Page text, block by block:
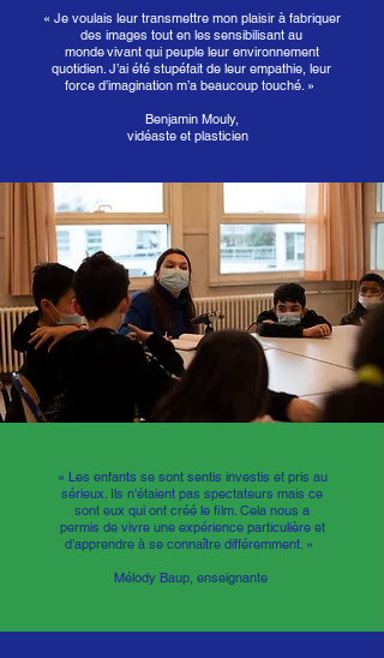
« Je voulais leur transmettre mon plaisir à fabriquer
des images tout en les sensibilisant au
monde vivant qui peuple leur environnement
quotidien. J’ai été stupéfait de leur empathie, leur
force d’imagination m’a beaucoup touché. »
Benjamin Mouly,
vidéaste et plasticien
« Les enfants se sont sentis investis et pris au
sérieux. Ils n'étaient pas spectateurs mais ce
sont eux qui ont créé le film. Cela nous a
permis de vivre une expérience particulière et
d’apprendre à se connaître différemment. »
Mélody Baup, enseignante